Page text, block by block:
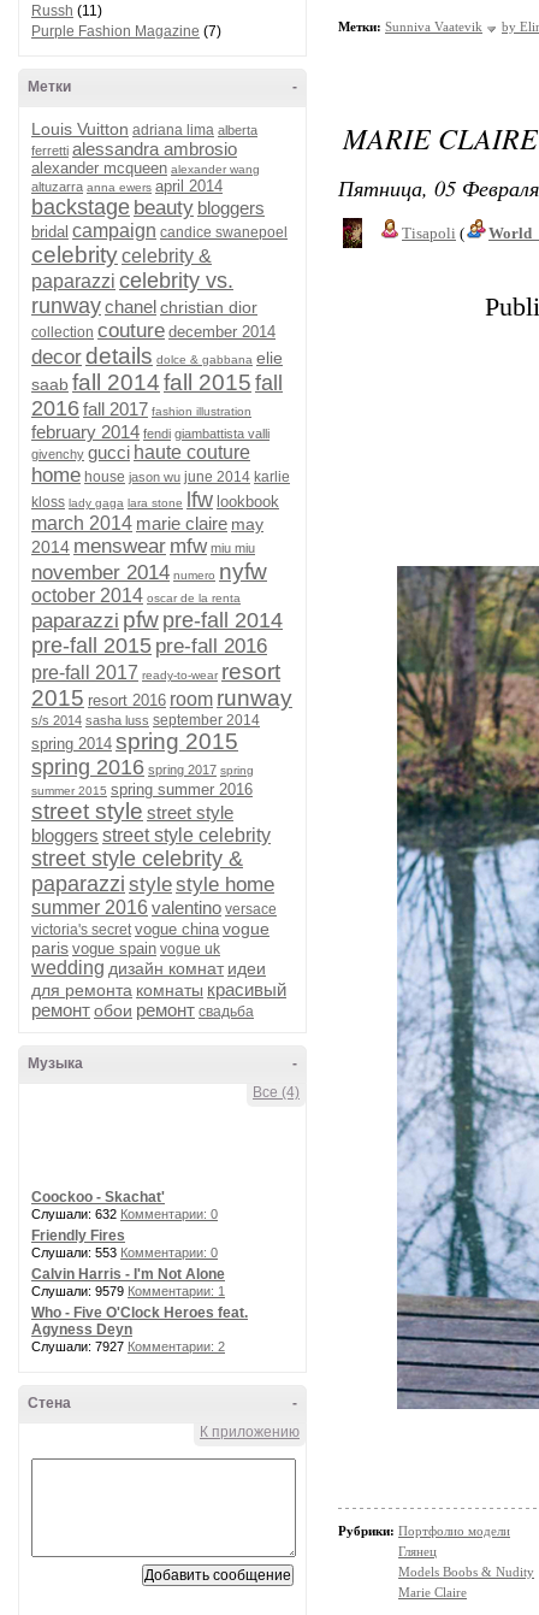
Russh (11)
Purple Fashion Magazine (7)
-
Метки
Louis Vuitton adriana lima alberta
ferretti alessandra ambrosio
alexander mcqueen alexander wang
altuzarra anna ewers april 2014
backstage beauty bloggers
bridal campaign candice swanepoel
celebritycelebrity &
paparazzi celebrity vs.
runwaychanelchristian dior
collection couture december 2014
decordetails dolce & gabbana elie
saabfall 2014fall 2015 fall
2016fall 2017 fashion illustration
february 2014 fendi giambattista valli
givenchy gucci haute couture
home house jason wu june 2014 karlie
kloss lady gaga lara stone lfw lookbook
march 2014 marie claire may
2014 menswear mfw miu miu
november 2014 numero nyfw
october 2014 oscar de la renta
paparazzi pfw pre-fall 2014
pre-fall 2015 pre-fall 2016
pre-fall 2017 ready-to-wear resort
2015 resort 2016 room runway
s/s 2014 sasha luss september 2014
spring 2014 spring 2015
spring 2016 spring 2017 spring
summer 2015 spring summer 2016
street style street style
bloggers street style celebrity
street style celebrity &
paparazzi stylestyle home
summer 2016 valentino versace
victoria's secret vogue china vogue
paris vogue spain vogue uk
wedding дизайн комнат идеи
для ремонта комнаты красивый
ремонтобои ремонт свадьба
-
Музыка
Все (4)
Coockoo - Skachat'
Слушали: 632 Комментарии: 0
Friendly Fires
Слушали: 553 Комментарии: 0
Calvin Harris - I'm Not Alone
Слушали: 9579 Комментарии: 1
Who - Five O'Clock Heroes feat.
Agyness Deyn
Слушали: 7927 Комментарии: 2
-
Стена
К приложению
Метки: Sunniva Vaatevik by
MARIE
Пятница, 05
Tisapoli (
Рубрики: Портфолио модели
Глянец
Models Boobs & Nudity
Marie Claire